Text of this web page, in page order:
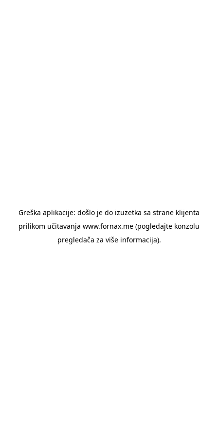
Greška aplikacije: došlo je do izuzetka sa strane klijenta
prilikom učitavanja www.fornax.me (pogledajte konzolu
pregledača za više informacija).